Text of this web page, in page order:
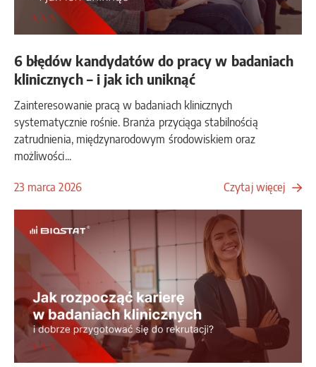
6 błędów kandydatów do pracy w badaniach
klinicznych – i jak ich uniknąć
Zainteresowanie pracą w badaniach klinicznych
systematycznie rośnie. Branża przyciąga stabilnością
zatrudnienia, międzynarodowym środowiskiem oraz
możliwości...
23 marca 2026 Czytaj więcej